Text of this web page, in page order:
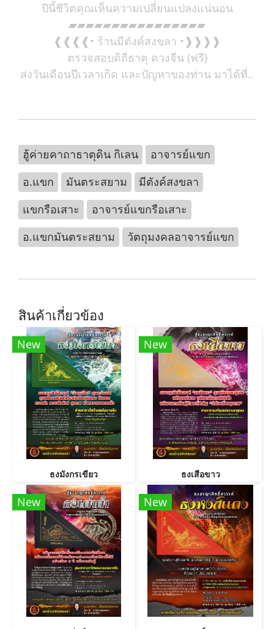
ปีนี้ชีวิตคุณเห็นความเปลี่ยนแปลงแน่นอน
▰▰▰▰▰▰▰▰▰▰▰▰▰▰▰▰
❰❰❰❰• ร้านมีตังค์สงขลา •❱❱❱❱
ตรวจสอบดิถีธาตุ ดวงจีน (ฟรี)
ส่งวันเดือนปีเวลาเกิด และปัญหาของท่าน มาได้ที่..
ฮู้ค่ายคาถาธาตุดิน กิเลน
อาจารย์แขก
อ.แขก
มันตระสยาม
มีตังค์สงขลา
แขกรือเสาะ
อาจารย์แขกรือเสาะ
อ.แขกมันตระสยาม
วัตถุมงคลอาจารย์แขก
สินค้าเกี่ยวข้อง
New
ธงมังกรเขียว
New
ธงเสือขาว
New New